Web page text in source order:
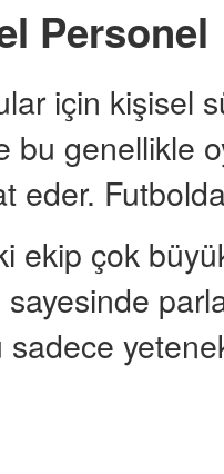
Personel
için kişisel
bu genellikle
eder.
ekip çok
sayesinde